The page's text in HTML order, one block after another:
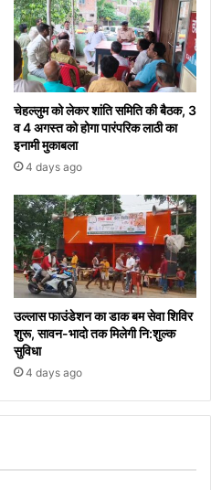
चेहल्लुम को लेकर शांति समिति की बैठक, 3
व 4 अगस्त को होगा पारंपरिक लाठी का
इनामी मुकाबला
4 days ago
उल्लास फाउंडेशन का डाक बम सेवा शिविर
शुरू, सावन-भादो तक मिलेगी नि:शुल्क
सुविधा
4 days ago